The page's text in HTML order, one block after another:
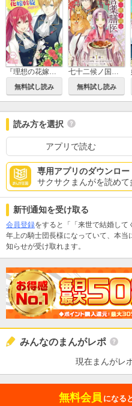
『理想の花嫁を探して幸せにして差し上げます』と言ったら、そっけなかった婚約者が何故か関わってきますが、花嫁斡旋頑張ります
無料試し読み
七十二候ノ国の後宮薬膳医 ～見習い陶仙女ですが、もふもふ達とお妃様の問題を解決します～
無料試し読み
読み方を選択
アプリで読む
専用アプリのダウンロー
サクサクまんがを読めて
新刊通知を受け取る
会員登録をすると「「来世で結婚して
年上の騎士団長様になっていて、本
知らせが受け取れます。
みんなのまんがレポ
現在まんがレ
無料会員 になる